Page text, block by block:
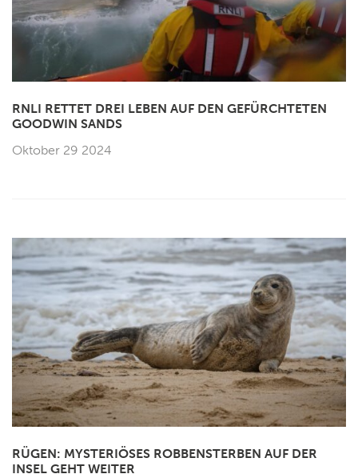
RNLI RETTET DREI LEBEN AUF DEN GEFÜRCHTETEN
GOODWIN SANDS
Oktober 29 2024
RÜGEN: MYSTERIÖSES ROBBENSTERBEN AUF DER
INSEL GEHT WEITER